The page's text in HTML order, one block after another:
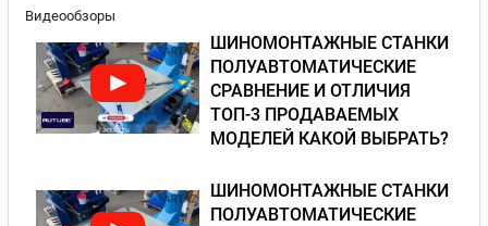
Видеообзоры
ШИНОМОНТАЖНЫЕ СТАНКИ
ПОЛУАВТОМАТИЧЕСКИЕ
СРАВНЕНИЕ И ОТЛИЧИЯ
ТОП-3 ПРОДАВАЕМЫХ
МОДЕЛЕЙ КАКОЙ ВЫБРАТЬ?
ШИНОМОНТАЖНЫЕ СТАНКИ
ПОЛУАВТОМАТИЧЕСКИЕ